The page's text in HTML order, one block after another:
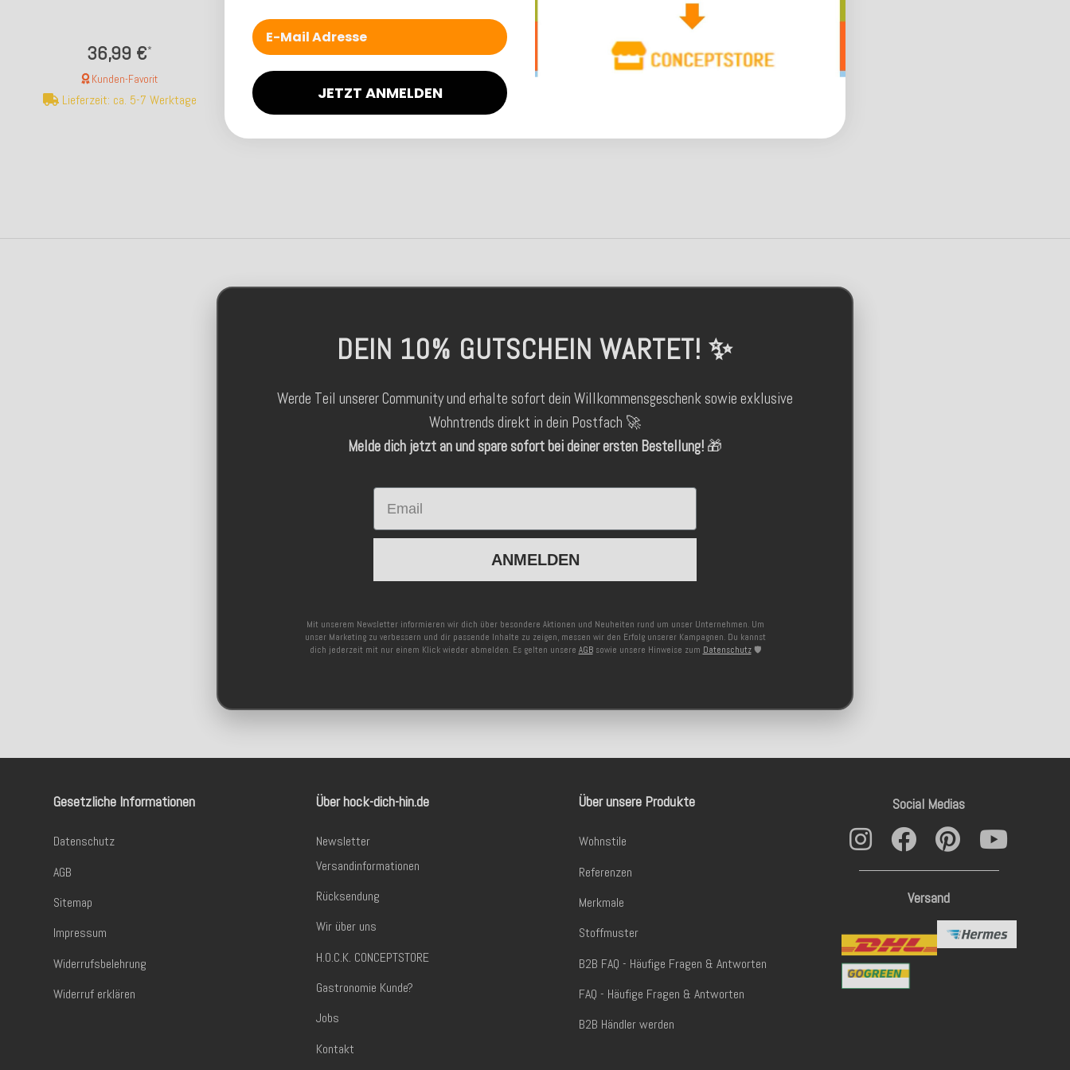
36,99 €*
Kunden-Favorit
Lieferzeit: ca. 5-7 Werktage
ab36,09 €
Lieferzeit: ca. 14 Werktage
49,00 €
Bald wieder verfügbar
DEIN 10% GUTSCHEIN WARTET! ✨
Werde Teil unserer Community und erhalte sofort dein Willkommensgeschenk sowie exklusive
Wohntrends direkt in dein Postfach 🚀
Melde dich jetzt an und spare sofort bei deiner ersten Bestellung! 🎁
Email
ANMELDEN
Mit unserem Newsletter informieren wir dich über besondere Aktionen und Neuheiten rund um unser Unternehmen. Um
unser Marketing zu verbessern und dir passende Inhalte zu zeigen, messen wir den Erfolg unserer Kampagnen. Du kannst
dich jederzeit mit nur einem Klick wieder abmelden. Es gelten unsere AGBsowie unsere Hinweise zum Datenschutz🛡️
Gesetzliche Informationen
Datenschutz
AGB
Sitemap
Impressum
Widerrufsbelehrung
Widerruf erklären
Über hock-dich-hin.de
Newsletter
Versandinformationen
Rücksendung
Wir über uns
H.O.C.K. CONCEPTSTORE
Gastronomie Kunde?
Jobs
Kontakt
Über unsere Produkte
Wohnstile
Referenzen
Merkmale
Stoffmuster
B2B FAQ - Häufige Fragen & Antworten
FAQ - Häufige Fragen & Antworten
B2B Händler werden
Social Medias
Versand
JETZT ANMELDEN